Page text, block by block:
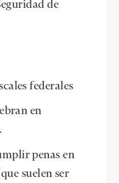
de
federales
en
penas en
suelen ser